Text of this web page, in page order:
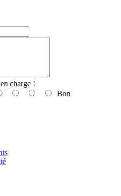
charge !
Bon